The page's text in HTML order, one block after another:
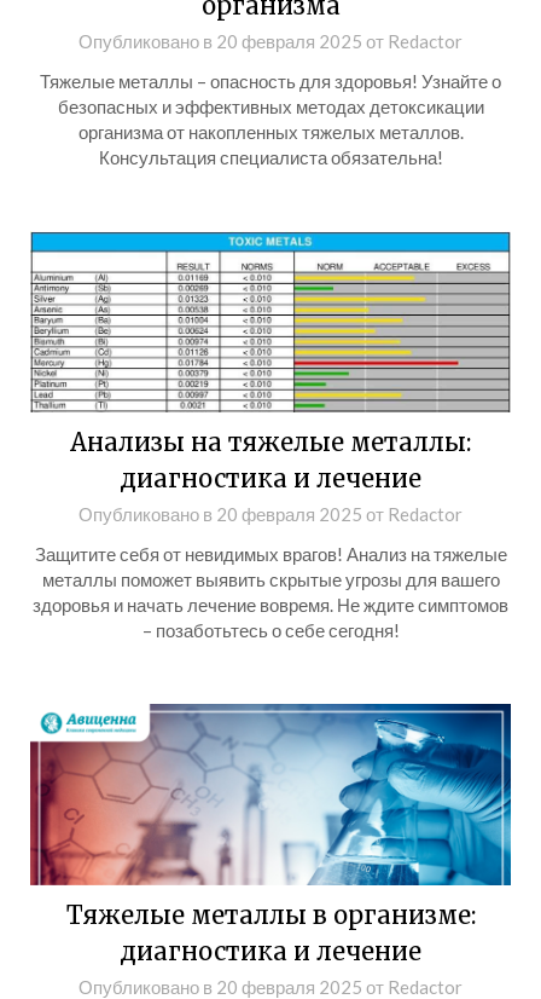
Опубликовано в 20 февраля 2025 от Redactor
Тяжелые металлы – опасность для здоровья! Узнайте о
безопасных и эффективных методах детоксикации
организма от накопленных тяжелых металлов.
Консультация специалиста обязательна!
Анализы на тяжелые металлы:
диагностика и лечение
Опубликовано в 20 февраля 2025 от Redactor
Защитите себя от невидимых врагов! Анализ на тяжелые
металлы поможет выявить скрытые угрозы для вашего
здоровья и начать лечение вовремя. Не ждите симптомов
– позаботьтесь о себе сегодня!
Тяжелые металлы в организме:
диагностика и лечение
Опубликовано в 20 февраля 2025 от Redactor